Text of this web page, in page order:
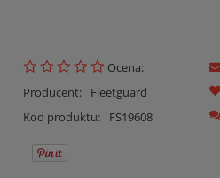
Ocena:
Producent:
Fleetguard
Kod produktu:
FS19608